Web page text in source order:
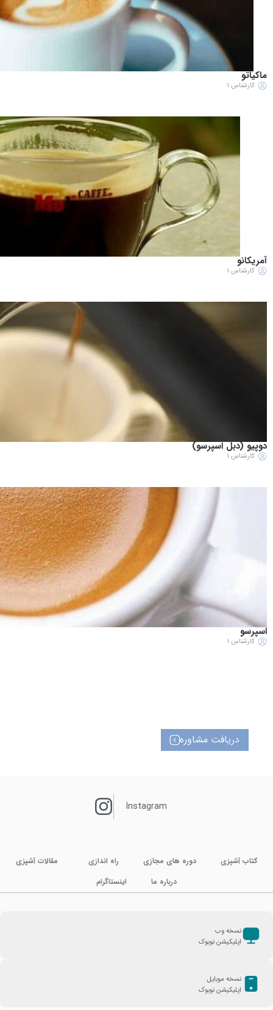
ماکیاتو
کارشناس 1
آمریکانو
کارشناس 1
دوپیو (دبل اسپرسو)
کارشناس 1
اسپرسو
کارشناس 1
دریافت مشاوره
Instagram
کتاب آشپزی دوره های مجازی راه اندازی
مقالات آشپزی
درباره ما
اینستاگرام
نسخه وب
اپلیکیشن نوبوک
نسخه موبایل
اپلیکیشن نوبوک